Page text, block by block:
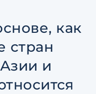
как
стран
и